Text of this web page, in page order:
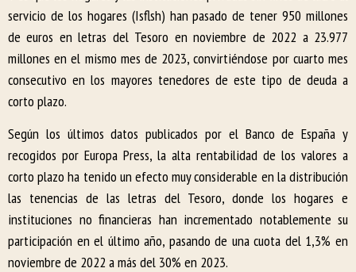
servicio de los hogares (Isflsh) han pasado de tener 950 millones
de euros en letras del Tesoro en noviembre de 2022 a 23.977
millones en el mismo mes de 2023, convirtiéndose por cuarto mes
consecutivo en los mayores tenedores de este tipo de deuda a
corto plazo.
Según los últimos datos publicados por el Banco de España y
recogidos por Europa Press, la alta rentabilidad de los valores a
corto plazo ha tenido un efecto muy considerable en la distribución
las tenencias de las letras del Tesoro, donde los hogares e
instituciones no financieras han incrementado notablemente su
participación en el último año, pasando de una cuota del 1,3% en
noviembre de 2022 a más del 30% en 2023.